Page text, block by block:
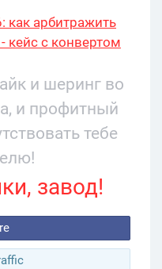
как арбитражить
кейс с конвертом
и шеринг во
и профитный
тебе
завод!